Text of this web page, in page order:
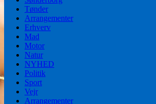
Tønder
Arrangementer
Erhverv
Mad
Motor
Natur
NYHED
Politik
Sport
Vejr
Arrangementer